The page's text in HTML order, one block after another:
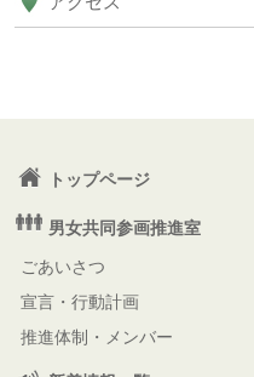
トップページ
男女共同参画推進室
ごあいさつ
宣言・行動計画
推進体制・メンバー